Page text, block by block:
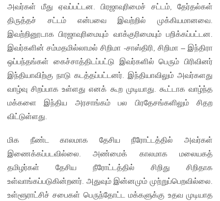
அவர்கள் மீது ஏவப்பட்டன. பிரஜாவுரிமைச் சட்டம், தேர்தல்கள்
திருத்தச் சட்டம் என்பவை இவற்றில் முக்கியமானவை.
இவற்றினூடாக பிரஜாவுரிமையும் வாக்குரிமையும் பறிக்கப்பட்டன.
இவர்களின் சம்மதமில்லாமல் சிறிமா -சாஸ்திரி, சிறிமா – இந்திரா
ஒப்பந்தங்கள் கைச்சாத்திடப்பட்டு இவர்களில் பெரும் பிரிவினர்
இந்தியாவிற்கு நாடு கடத்தப்பட்டனர். இந்தியாவிலும் அவர்களது
வாழ்வு சிறப்பாக உள்ளது எனக் கூற முடியாது. கூட்டாக வாழ்ந்த
மக்களை இந்திய அரசாங்கம் பல பிரதேசங்களிலும் சிதற
விட்டுள்ளது.
மிக நீண்ட காலமாக தேசிய நீரோட்டத்தில் அவர்கள்
இணைக்கப்படவில்லை. அண்மைக் காலமாக மலையகத்
தமிழர்கள் தேசிய நீரோட்டத்தில் சிறிது சிறிதாக
உள்வாங்கப்படுகின்றனர். அதுவும் இன்னமும் முற்றுப்பெறவில்லை.
உள்ளூராட்சிச் சபைகள் பெருந்தோட்ட மக்களுக்கு உதவ முடியாத